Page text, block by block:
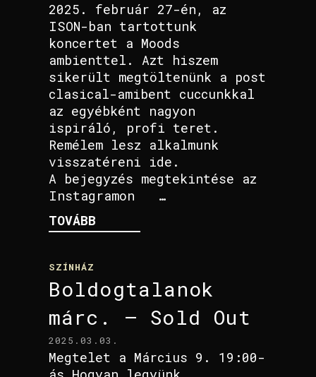
2025. február 27-én, az
ISON-ban tartottunk
koncertet a Moods
ambienttel. Azt hiszem
sikerült megtöltenünk a post
clasical-amibent cuccunkkal
az egyébként nagyon
ispiráló, profi teret.
Remélem lesz alkalmunk
visszatéreni ide.
A bejegyzés megtekintése az
Instagramon …
TOVÁBB
SZÍNHÁZ
Boldogtalanok
márc. – Sold Out
2025.03.03.
Megtelet a Március 9. 19:00-